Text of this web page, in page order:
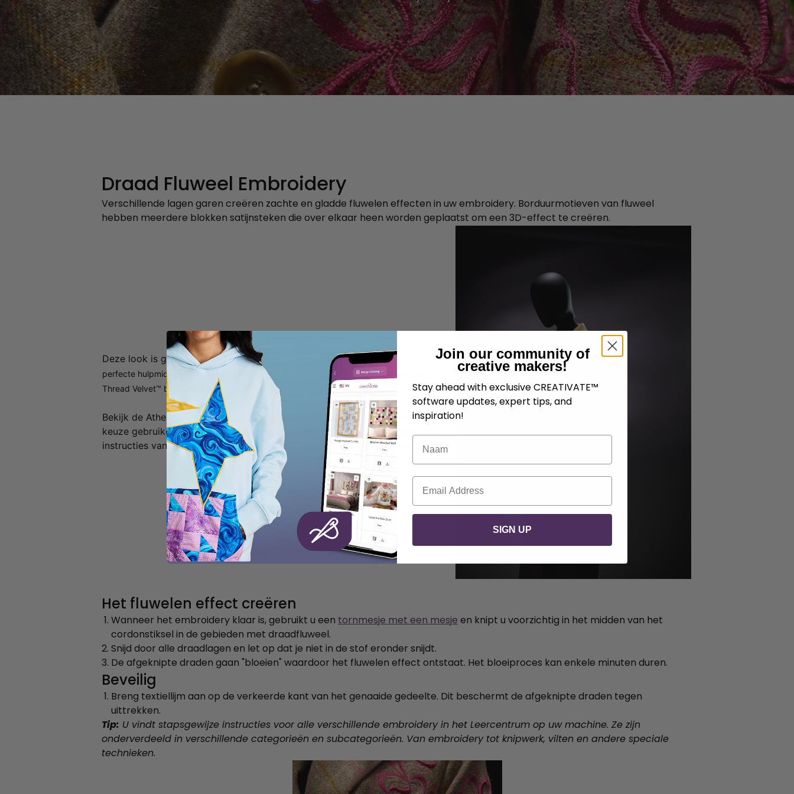
Draad Fluweel Embroidery
Verschillende lagen garen creëren zachte en gladde fluwelen effecten in uw embroidery. Borduurmotieven van fluweel
hebben meerdere blokken satijnsteken die over elkaar heen worden geplaatst om een 3D-effect te creëren.
Deze look is gemaakt met dePFAFF® creative expression™ 750
IDT™ is het
perfecte hulpmiddel om uw geruite stof perfect te laten passen. Het toevoegen van de
Thread Velvet™ borduursels zorgt voor een exclusieve afwerking
Bekijk de Athena jas patroon bij dito.nl
. Of je kunt een vachtpatroon naar
keuze gebruiken om een vergelijkbaar resultaat te krijgen. Volg gewoon de
instructies van het patroon en voeg je favoriete borduurmotieven toe.
Het fluwelen effect creëren
Wanneer het embroidery klaar is, gebruikt u een tornmesje met een mesje en knipt u voorzichtig in het midden van het
cordonstiksel in de gebieden met draadfluweel.
Snijd door alle draadlagen en let op dat je niet in de stof eronder snijdt.
De afgeknipte draden gaan "bloeien" waardoor het fluwelen effect ontstaat. Het bloeiproces kan enkele minuten duren.
Beveilig
Breng textiellijm aan op de verkeerde kant van het genaaide gedeelte. Dit beschermt de afgeknipte draden tegen
uittrekken.
Tip: U vindt stapsgewijze instructies voor alle verschillende embroidery in het Leercentrum op uw machine. Ze zijn
onderverdeeld in verschillende categorieën en subcategorieën. Van embroidery tot knipwerk, vilten en andere speciale
technieken.
Join our community of
creative makers!
Stay ahead with exclusive CREATIVATE™
software updates, expert tips, and
inspiration!
Naam
E-mail
SIGN UP